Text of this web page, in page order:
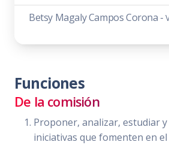
Betsy Magaly Campos Corona -
Funciones
De la comisión
Proponer, analizar, estudiar
iniciativas que fomenten en